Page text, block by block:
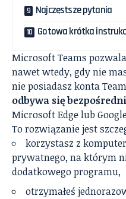
Najczęstsze pytania
Gotowa krótka
Microsoft Teams
nawet wtedy, gdy nie
nie posiadasz konta
odbywa się
Microsoft Edge lub
To rozwiązanie jest
korzystasz z
prywatnego, na którym
dodatkowego programu,
otrzymałeś